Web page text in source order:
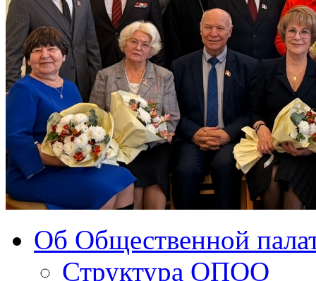
Об Общественной
Структура ОПОО